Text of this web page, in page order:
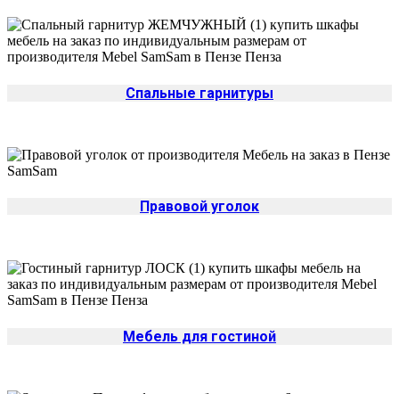
Спальные гарнитуры
Правовой уголок
Мебель для гостиной